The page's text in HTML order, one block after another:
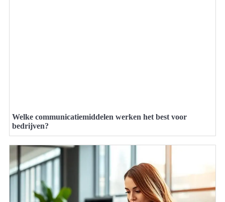
Welke communicatiemiddelen werken het best voor
bedrijven?